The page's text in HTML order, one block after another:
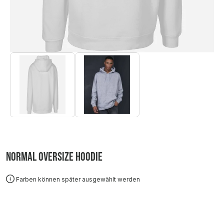
Normal Oversize Hoodie
Farben können später ausgewählt werden